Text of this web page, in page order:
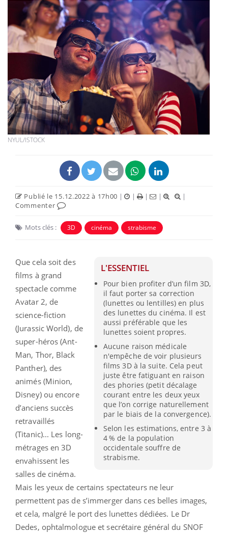
NYUL/ISTOCK
Publié le 15.12.2022 à 17h00 | | | |
|
Commenter
Mots clés : 3D cinéma strabisme
L'ESSENTIEL
Pour bien profiter d’un film 3D,
il faut porter sa correction
(lunettes ou lentilles) en plus
des lunettes du cinéma. Il est
aussi préférable que les
lunettes soient propres.
Aucune raison médicale
n'empêche de voir plusieurs
films 3D à la suite. Cela peut
juste être fatiguant en raison
des phories (petit décalage
courant entre les deux yeux
que l’on corrige naturellement
par le biais de la convergence).
Selon les estimations, entre 3 à
4 % de la population
occidentale souffre de
strabisme.
Que cela soit des
films à grand
spectacle comme
Avatar 2, de
science-fiction
(Jurassic World), de
super-héros (Ant-
Man, Thor, Black
Panther), des
animés (Minion,
Disney) ou encore
d’anciens succès
retravaillés
(Titanic)... Les long-
métrages en 3D
envahissent les
salles de cinéma.
Mais les yeux de certains spectateurs ne leur
permettent pas de s’immerger dans ces belles images,
et cela, malgré le port des lunettes dédiées. Le Dr
Dedes, ophtalmologue et secrétaire général du SNOF